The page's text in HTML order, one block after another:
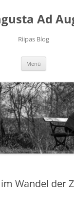
Ad
Riipas Blog
Menü
Wandel der